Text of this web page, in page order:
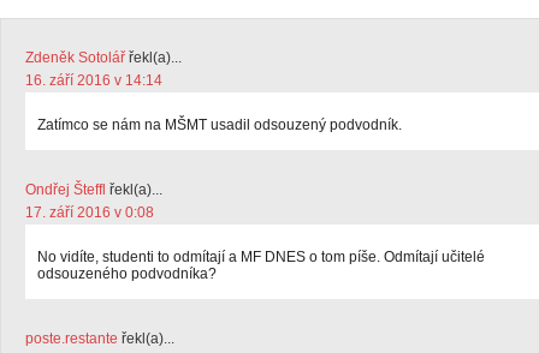
Zdeněk Sotolář řekl(a)...
16. září 2016 v 14:14
Zatímco se nám na MŠMT usadil odsouzený podvodník.
Ondřej Šteffl řekl(a)...
17. září 2016 v 0:08
No vidíte, studenti to odmítají a MF DNES o tom píše. Odmítají učitelé
odsouzeného podvodníka?
poste.restante řekl(a)...